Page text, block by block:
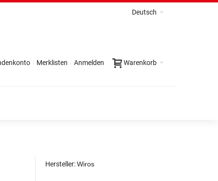
Deutsch
Warenkorb
Merklisten Anmelden
Hersteller:Wiros